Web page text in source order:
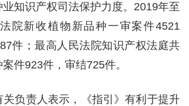
知识产权司法保护力度。2019年至
院新收植物新品种一审案件4521
件；最高人民法院知识产权法庭共
件923件，审结725件。
关负责人表示，《指引》有利于提升